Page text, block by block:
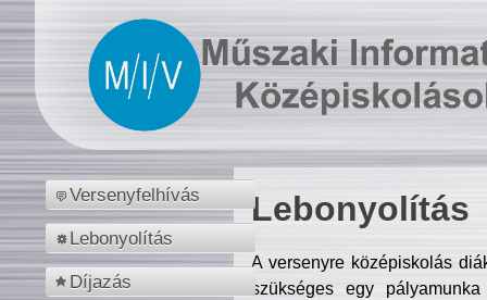
Versenyfelhívás
Lebonyolítás
Díjazás
Lebonyolítás
A versenyre középiskolás
szükséges egy